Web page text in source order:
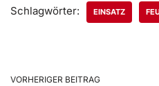
Schlagwörter: EINSATZ
VORHERIGER BEITRAG